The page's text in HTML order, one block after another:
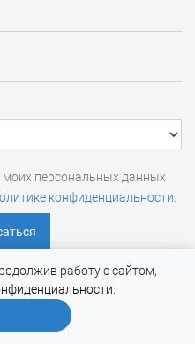
работу с сайтом,
моих персональных данных
конфиденциальности
© 2026 |
Политика обработки
данных